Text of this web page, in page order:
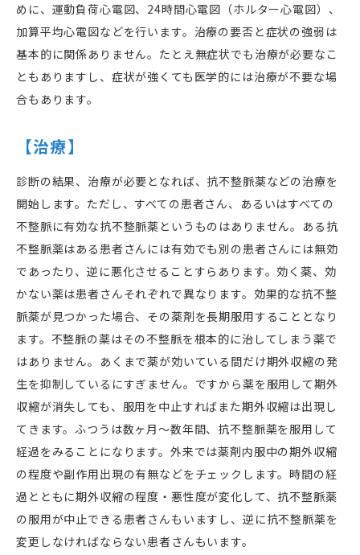
めに、運動負荷心電図、24時間心電図（ホルター心電図）、
加算平均心電図などを行います。治療の要否と症状の強弱は
基本的に関係ありません。たとえ無症状でも治療が必要なこ
ともありますし、症状が強くても医学的には治療が不要な場
合もあります。
【治療】
診断の結果、治療が必要となれば、抗不整脈薬などの治療を
開始します。ただし、すべての患者さん、あるいはすべての
不整脈に有効な抗不整脈薬というものはありません。ある抗
不整脈薬はある患者さんには有効でも別の患者さんには無効
であったり、逆に悪化させることすらあります。効く薬、効
かない薬は患者さんそれぞれで異なります。効果的な抗不整
脈薬が見つかった場合、その薬剤を長期服用することとなり
ます。不整脈の薬はその不整脈を根本的に治してしまう薬で
はありません。あくまで薬が効いている間だけ期外収縮の発
生を抑制しているにすぎません。ですから薬を服用して期外
収縮が消失しても、服用を中止すればまた期外収縮は出現し
てきます。ふつうは数ヶ月〜数年間、抗不整脈薬を服用して
経過をみることになります。外来では薬剤内服中の期外収縮
の程度や副作用出現の有無などをチェックします。時間の経
過とともに期外収縮の程度・悪性度が変化して、抗不整脈薬
の服用が中止できる患者さんもいますし、逆に抗不整脈薬を
変更しなければならない患者さんもいます。